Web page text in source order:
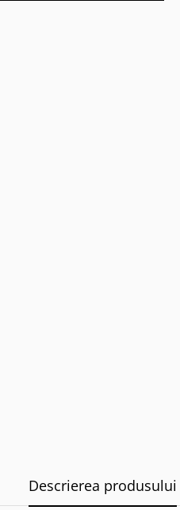
Descrierea produsului